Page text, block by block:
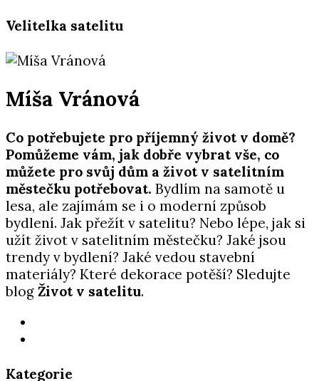
Velitelka satelitu
Míša Vránová
Co potřebujete pro příjemný život v domě?
Pomůžeme vám, jak dobře vybrat vše, co
můžete pro svůj dům a život v satelitním
městečku potřebovat. Bydlím na samotě u
lesa, ale zajímám se i o moderní způsob
bydlení. Jak přežít v satelitu? Nebo lépe, jak si
užít život v satelitním městečku? Jaké jsou
trendy v bydlení? Jaké vedou stavební
materiály? Které dekorace potěší? Sledujte
blog Život v satelitu.
Kategorie